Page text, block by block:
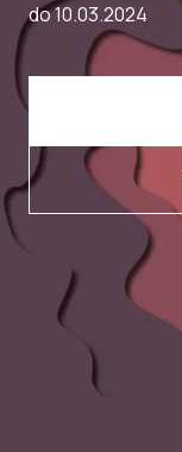
do 10.03.2024